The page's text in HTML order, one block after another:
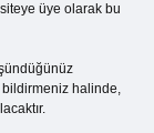
üye olarak bu
halinde,